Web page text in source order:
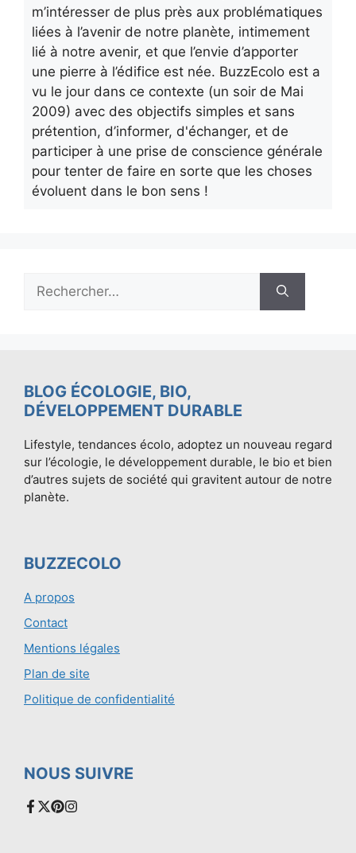
m’intéresser de plus près aux problématiques
liées à l’avenir de notre planète, intimement
lié à notre avenir, et que l’envie d’apporter
une pierre à l’édifice est née. BuzzEcolo est a
vu le jour dans ce contexte (un soir de Mai
2009) avec des objectifs simples et sans
prétention, d’informer, d'échanger, et de
participer à une prise de conscience générale
pour tenter de faire en sorte que les choses
évoluent dans le bon sens !
BLOG ÉCOLOGIE, BIO,
DÉVELOPPEMENT DURABLE
Lifestyle, tendances écolo, adoptez un nouveau regard
sur l’écologie, le développement durable, le bio et bien
d’autres sujets de société qui gravitent autour de notre
planète.
BUZZECOLO
A propos
Contact
Mentions légales
Plan de site
Politique de confidentialité
NOUS SUIVRE